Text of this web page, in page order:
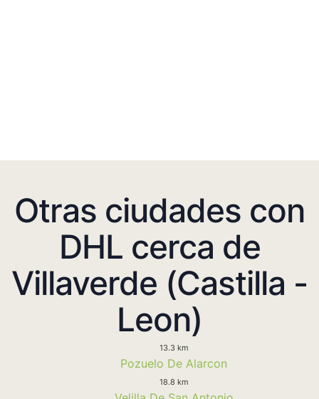
Otras ciudades con
DHL cerca de
Villaverde (Castilla -
Leon)
13.3 km
Pozuelo De Alarcon
18.8 km